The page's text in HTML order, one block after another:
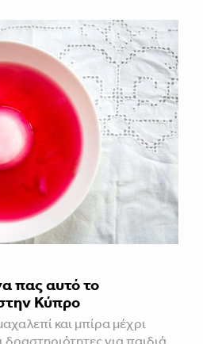
πας αυτό το
Κύπρο
και μπίρα μέχρι
για παιδιά